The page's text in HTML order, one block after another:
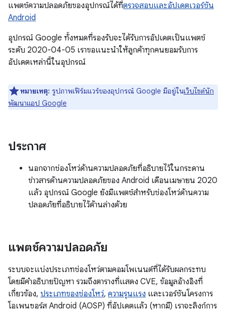
แพตช์ความปลอดภัยของอุปกรณ์ได้ที่ตรวจสอบและอัปเดตเวอร์ชัน
Android
อุปกรณ์ Google ทั้งหมดที่รองรับจะได้รับการอัปเดตเป็นแพตช์
ระดับ 2020-04-05 เราขอแนะนำให้ลูกค้าทุกคนยอมรับการ
อัปเดตเหล่านี้ในอุปกรณ์
หมายเหตุ: รูปภาพเฟิร์มแวร์ของอุปกรณ์ Google มีอยู่ในเว็บไซต์นัก
พัฒนาแอป Google
ประกาศ
นอกจากช่องโหว่ด้านความปลอดภัยที่อธิบายไว้ในกระดาน
ข่าวสารด้านความปลอดภัยของ Android เดือนเมษายน 2020
แล้ว อุปกรณ์ Google ยังมีแพตช์สำหรับช่องโหว่ด้านความ
ปลอดภัยที่อธิบายไว้ด้านล่างด้วย
แพตช์ความปลอดภัย
ระบบจะแบ่งประเภทช่องโหว่ตามคอมโพเนนต์ที่ได้รับผลกระทบ
โดยมีคำอธิบายปัญหา รวมถึงตารางที่แสดง CVE, ข้อมูลอ้างอิงที่
เกี่ยวข้อง, ประเภทของช่องโหว่, ความรุนแรง และเวอร์ชันโครงการ
โอเพนซอร์ส Android (AOSP) ที่อัปเดตแล้ว (หากมี) เราจะลิงก์การ